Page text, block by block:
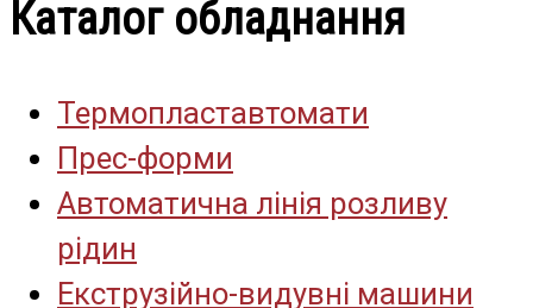
Каталог обладнання
Термопластавтомати
Прес-форми
Автоматична лінія розливу
рідин
Екструзійно-видувні машини